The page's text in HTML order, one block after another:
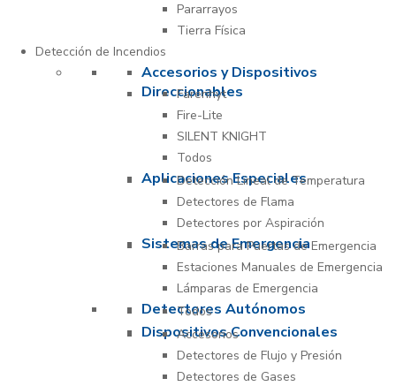
Pararrayos
Tierra Física
Detección de Incendios
Accesorios y Dispositivos
Direccionables
Farenhyt
Fire-Lite
SILENT KNIGHT
Todos
Aplicaciones Especiales
Detección Lineal de Temperatura
Detectores de Flama
Detectores por Aspiración
Sistemas de Emergencia
Barras para Puertas de Emergencia
Estaciones Manuales de Emergencia
Lámparas de Emergencia
Detectores Autónomos
Todos
Dispositivos Convencionales
Accesorios
Detectores de Flujo y Presión
Detectores de Gases